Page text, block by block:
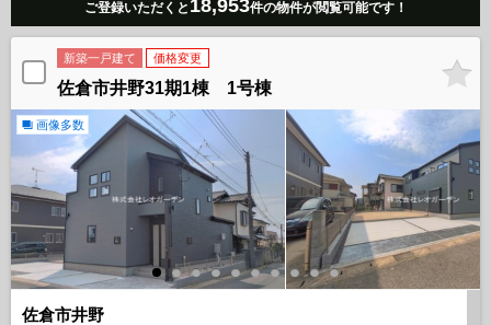
ご登録いただくと 18,953件の物件が閲覧可能です！
新築一戸建て 価格変更
佐倉市井野31期1棟 1号棟
画像多数
佐倉市井野